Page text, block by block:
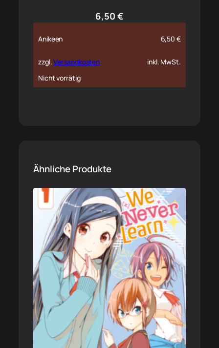
6,50€
Anikeen 6,50€
zzgl.Versandkosten
inkl. MwSt.
Nicht vorrätig
Ähnliche Produkte